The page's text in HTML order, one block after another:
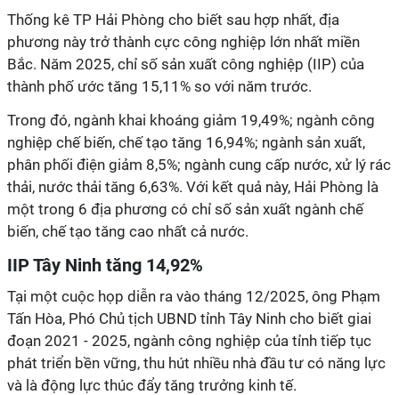
Thống kê TP Hải Phòng cho biết sau hợp nhất, địa
phương này trở thành cực công nghiệp lớn nhất miền
Bắc. Năm 2025, chỉ số sản xuất công nghiệp (IIP) của
thành phố ước tăng 15,11% so với năm trước.
Trong đó, ngành khai khoáng giảm 19,49%; ngành công
nghiệp chế biến, chế tạo tăng 16,94%; ngành sản xuất,
phân phối điện giảm 8,5%; ngành cung cấp nước, xử lý rác
thải, nước thải tăng 6,63%. Với kết quả này, Hải Phòng là
một trong 6 địa phương có chỉ số sản xuất ngành chế
biến, chế tạo tăng cao nhất cả nước.
IIP Tây Ninh tăng 14,92%
Tại một cuộc họp diễn ra vào tháng 12/2025, ông Phạm
Tấn Hòa, Phó Chủ tịch UBND tỉnh Tây Ninh cho biết giai
đoạn 2021 - 2025, ngành công nghiệp của tỉnh tiếp tục
phát triển bền vững, thu hút nhiều nhà đầu tư có năng lực
và là động lực thúc đẩy tăng trưởng kinh tế.